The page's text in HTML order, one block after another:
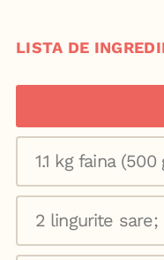
LISTA DE
1.1 kg faina
2 lingurite sare;